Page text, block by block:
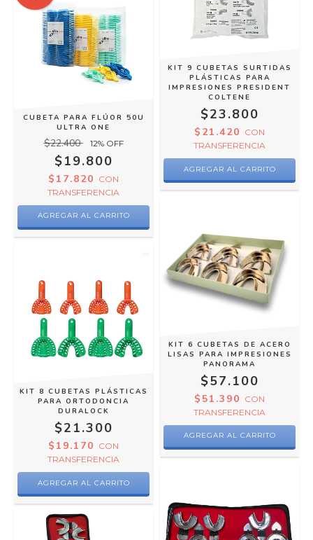
CUBETA PARA FLÚOR 50U
ULTRA ONE
$22.400 12% OFF
$19.800
$17.820 CON
TRANSFERENCIA
AGREGAR AL CARRITO
KIT 9 CUBETAS SURTIDAS
PLÁSTICAS PARA
IMPRESIONES PRESIDENT
COLTENE
$23.800
$21.420 CON
TRANSFERENCIA
KIT 8 CUBETAS PLÁSTICAS
PARA ORTODONCIA
DURALOCK
$21.300
$19.170 CON
TRANSFERENCIA
KIT 6 CUBETAS DE ACERO
LISAS PARA IMPRESIONES
PANORAMA
$57.100
$51.390 CON
TRANSFERENCIA
AGREGAR AL CARRITO